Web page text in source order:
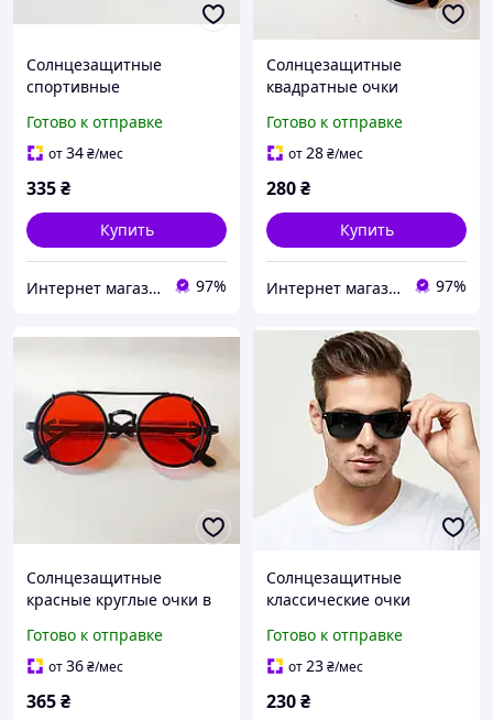
Солнцезащитные
спортивные
чёрная оправа
Готово к отправке
от34₴/мес
335₴
Купить
Интернет магазин аксессуаров АЛЬПАКА 97%
Солнцезащитные
квадратные очки
красные стёкла
Готово к отправке
от28₴/мес
280₴
Купить
Интернет магазин аксессуаров АЛЬПАКА 97%
Солнцезащитные
красные круглые очки в
Готово к отправке
от36₴/мес
365₴
Солнцезащитные
классические очки
Готово к отправке
от23₴/мес
230₴